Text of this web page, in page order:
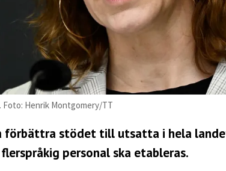
Henrik Montgomery/TT
förbättra stödet till utsatta i hela
personal ska etableras.